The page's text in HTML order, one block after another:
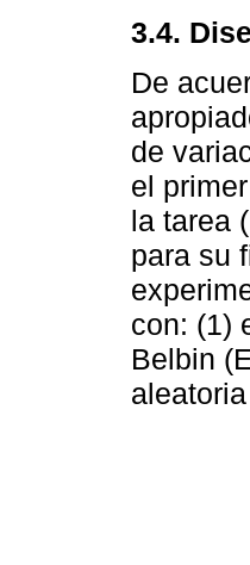
3.4.
De
de
el
la tarea
para su
con: (1)
Belbin